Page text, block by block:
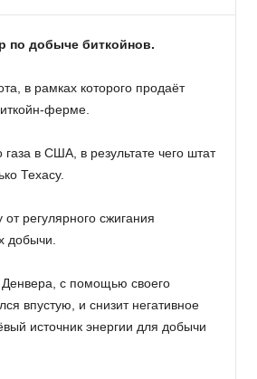
по добыче биткойнов.
в рамках которого продаёт
ферме.
в США, в результате чего штат
Техасу.
регулярного сжигания
добычи.
с помощью своего
впустую, и снизит негативное
источник энергии для добычи